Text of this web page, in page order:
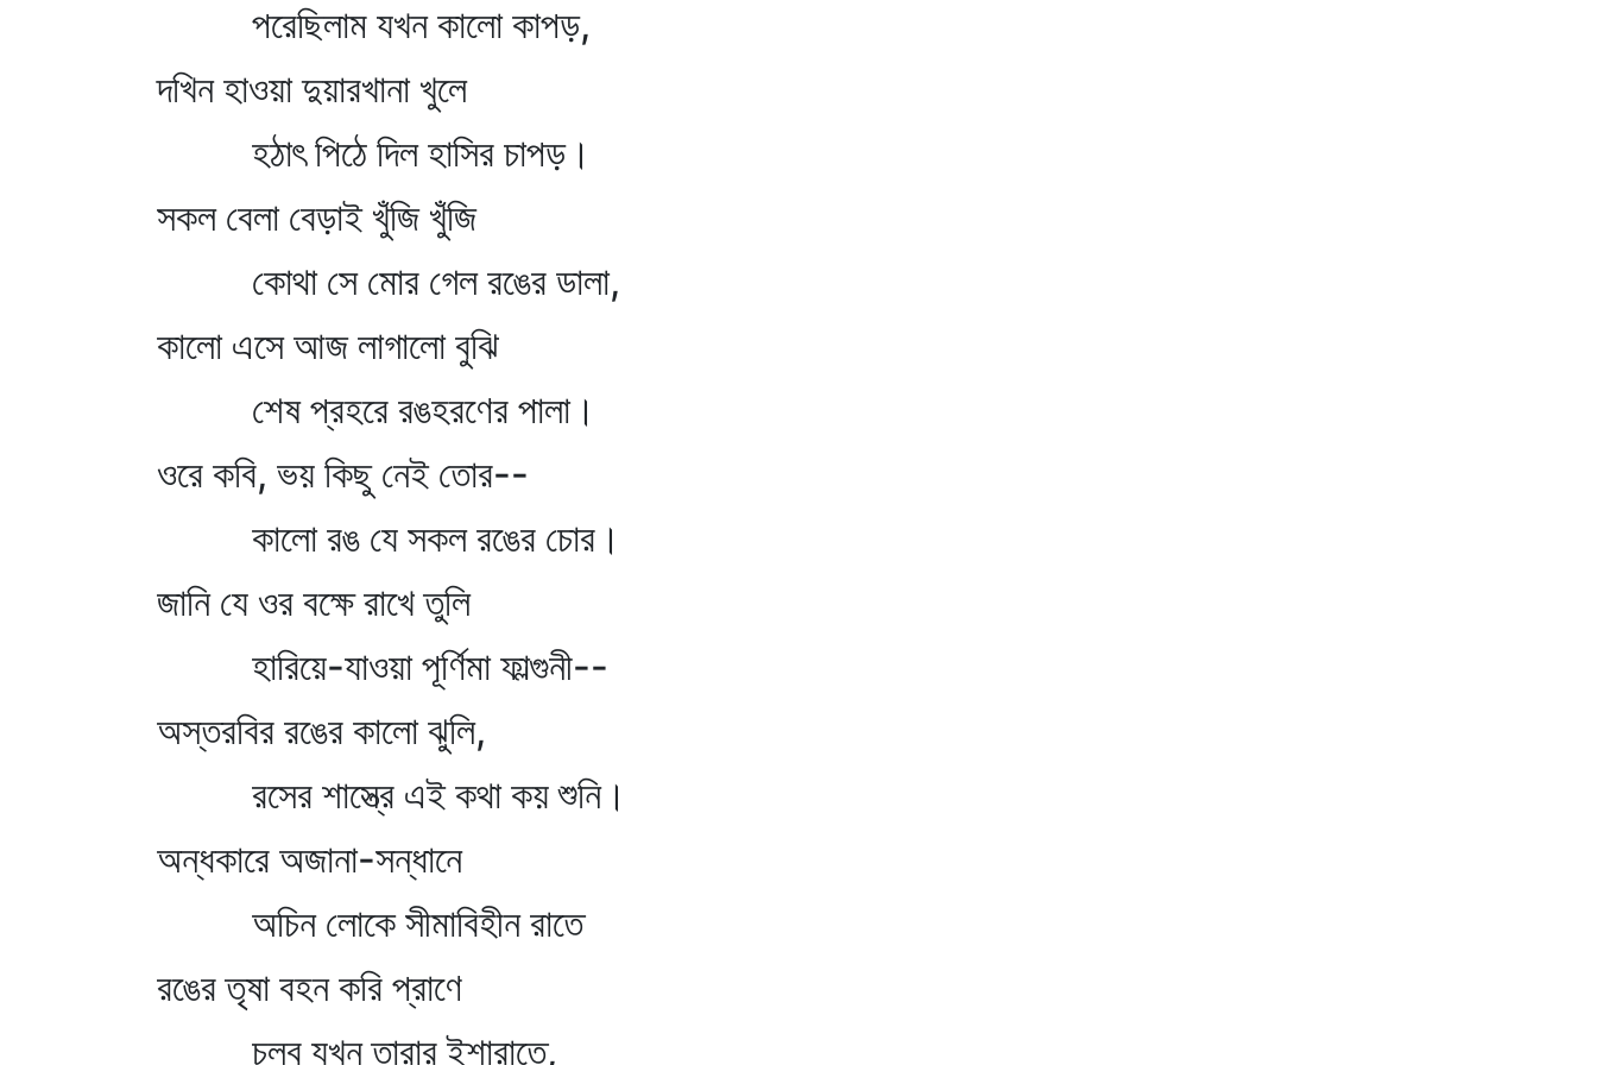
পরেছিলাম যখন কালো কাপড়,
দখিন হাওয়া দুয়ারখানা খুলে
হঠাৎ পিঠে দিল হাসির চাপড়।
সকল বেলা বেড়াই খুঁজি খুঁজি
কোথা সে মোর গেল রঙের ডালা,
কালো এসে আজ লাগালো বুঝি
শেষ প্রহরে রঙহরণের পালা।
ওরে কবি, ভয় কিছু নেই তোর--
কালো রঙ যে সকল রঙের চোর।
জানি যে ওর বক্ষে রাখে তুলি
হারিয়ে-যাওয়া পূর্ণিমা ফাল্গুনী--
অস্তরবির রঙের কালো ঝুলি,
রসের শাস্ত্রে এই কথা কয় শুনি।
অন্ধকারে অজানা-সন্ধানে
অচিন লোকে সীমাবিহীন রাতে
রঙের তৃষা বহন করি প্রাণে
চলব যখন তারার ইশারাতে,